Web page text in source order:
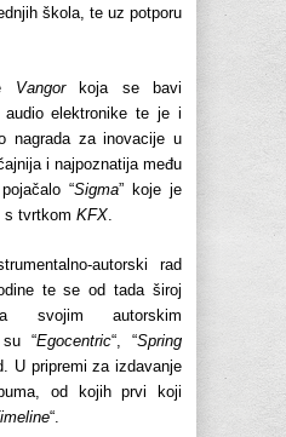
škola, te uz potporu
Vangorkoja se bavi
elektronike te je i
nagrada za inovacije u
i najpoznatija među
“Sigma” koje je
s tvrtkom KFX.
autorski rad
te se od tada široj
svojim autorskim
“Egocentric“, “Spring
U pripremi za izdavanje
od kojih prvi koji
“.